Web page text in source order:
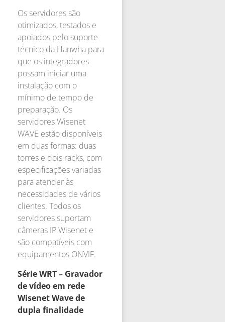
Os servidores são
otimizados, testados e
apoiados pelo suporte
técnico da Hanwha para
que os integradores
possam iniciar uma
instalação com o
mínimo de tempo de
preparação. Os
servidores Wisenet
WAVE estão disponíveis
em duas formas: duas
torres e dois racks, com
especificações variadas
para atender às
necessidades de vários
clientes. Todos os
servidores suportam
câmeras IP Wisenet e
são compatíveis com
equipamentos ONVIF.
Série WRT – Gravador
de vídeo em rede
Wisenet Wave de
dupla finalidade